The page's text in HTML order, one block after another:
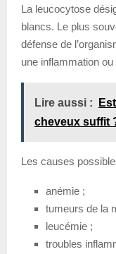
La leucocytose
blancs. Le plus
défense de
une inflammation
Lire aussi :
cheveux suffit
Les causes
anémie ;
tumeurs de la
leucémie ;
troubles